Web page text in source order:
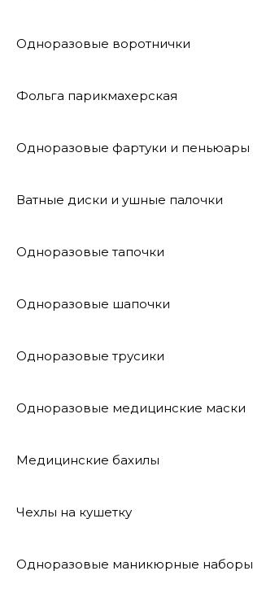
Одноразовые воротнички
Фольга парикмахерская
Одноразовые фартуки и пеньюары
Ватные диски и ушные палочки
Одноразовые тапочки
Одноразовые шапочки
Одноразовые трусики
Одноразовые медицинские маски
Медицинские бахилы
Чехлы на кушетку
Одноразовые маникюрные наборы